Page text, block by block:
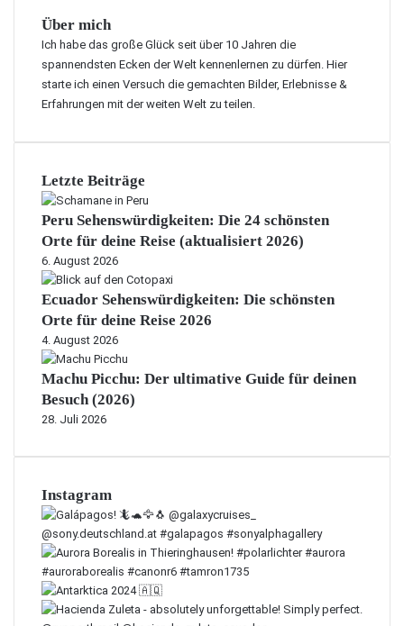
Über mich
Ich habe das große Glück seit über 10 Jahren die
spannendsten Ecken der Welt kennenlernen zu dürfen. Hier
starte ich einen Versuch die gemachten Bilder, Erlebnisse &
Erfahrungen mit der weiten Welt zu teilen.
Letzte Beiträge
Peru Sehenswürdigkeiten: Die 24 schönsten
Orte für deine Reise (aktualisiert 2026)
6. August 2026
Ecuador Sehenswürdigkeiten: Die schönsten
Orte für deine Reise 2026
4. August 2026
Machu Picchu: Der ultimative Guide für deinen
Besuch (2026)
28. Juli 2026
Instagram